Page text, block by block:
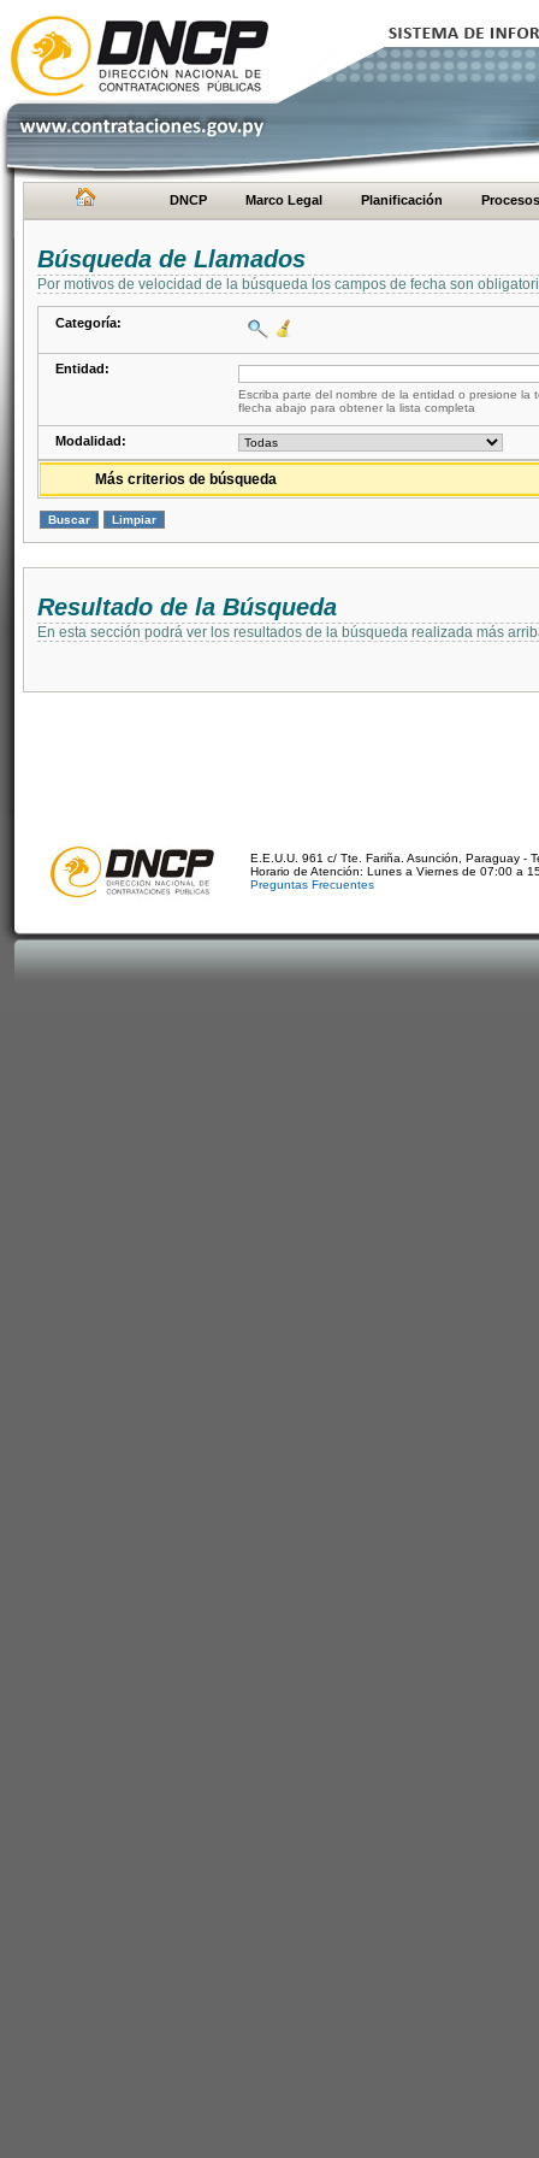
DNCP Marco Legal Planificación Procesos
Búsqueda de Llamados
Por motivos de velocidad de la búsqueda los campos de fecha son
Categoría:
Entidad:
Escriba parte del nombre de la entidad o presione la
flecha abajo para obtener la lista completa
Modalidad:
Más criterios de búsqueda
Resultado de la Búsqueda
En esta sección podrá ver los resultados de la búsqueda realizada más
E.E.U.U. 961 c/ Tte. Fariña. Asunción, Paraguay -
Horario de Atención: Lunes a Viernes de 07:00 a
Preguntas Frecuentes